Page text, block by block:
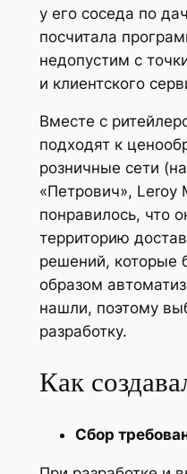
у его соседа по
посчитала
недопустим с
и клиентского
Вместе с
подходят к
розничные сети
«Петрович», Leroy
понравилось, что
территорию
решений, которые
образом
нашли, поэтому
разработку.
Как
Сбор